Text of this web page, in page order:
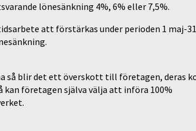
lönesänkning 4%, 6% eller 7,5%.
att förstärkas under perioden 1 maj-
så blir det ett överskott till företagen, deras
företagen själva välja att införa 100%